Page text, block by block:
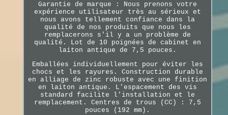
Garantie de marque : Nous prenons votre
expérience utilisateur très au sérieux et
nous avons tellement confiance dans la
qualité de nos produits que nous les
remplacerons s'il y a un problème de
qualité. Lot de 10 poignées de cabinet en
laiton antique de 7,5 pouces.
Emballées individuellement pour éviter les
chocs et les rayures. Construction durable
en alliage de zinc robuste avec une finition
en laiton antique. L'espacement des vis
standard facilite l'installation et le
remplacement. Centres de trous (CC) : 7,5
pouces (192 mm).